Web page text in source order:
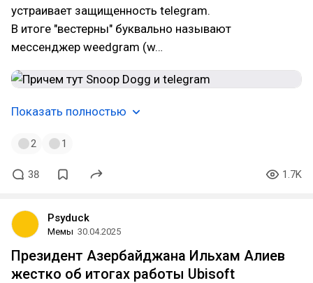
устраивает защищенность telegram.
В итоге "вестерны" буквально называют
мессенджер weedgram (w…
Показать полностью
2 1
38 1.7K
Psyduck
Мемы 30.04.2025
Президент Азербайджана Ильхам Алиев
жестко об итогах работы Ubisoft